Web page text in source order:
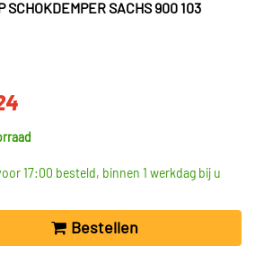
SCHOKDEMPER SACHS 900 103
17:00 besteld, binnen 1 werkdag bij u
Bestellen